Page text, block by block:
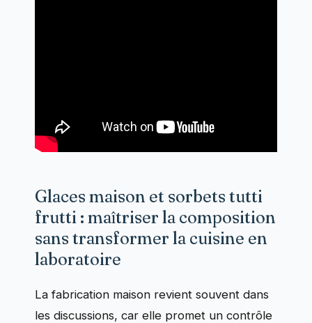
Glaces maison et sorbets tutti
frutti : maîtriser la composition
sans transformer la cuisine en
laboratoire
La fabrication maison revient souvent dans
les discussions, car elle promet un contrôle